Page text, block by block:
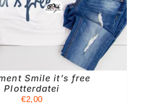
Smile it’s free
Plotterdatei
€2,00